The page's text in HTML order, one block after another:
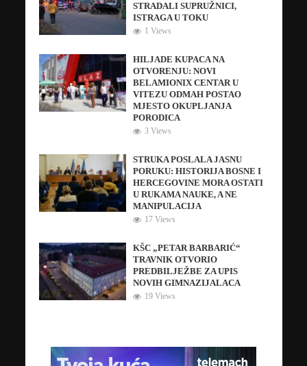
STRADALI SUPRUŽNICI,
ISTRAGA U TOKU
1 Views
HILJADE KUPACA NA
OTVORENJU: NOVI
BELAMIONIX CENTAR U
VITEZU ODMAH POSTAO
MJESTO OKUPLJANJA
PORODICA
3 Views
STRUKA POSLALA JASNU
PORUKU: HISTORIJA BOSNE I
HERCEGOVINE MORA OSTATI
U RUKAMA NAUKE, A NE
MANIPULACIJA
17 Views
KŠC „PETAR BARBARIĆ“
TRAVNIK OTVORIO
PREDBILJEŽBE ZA UPIS
NOVIH GIMNAZIJALACA
19 Views